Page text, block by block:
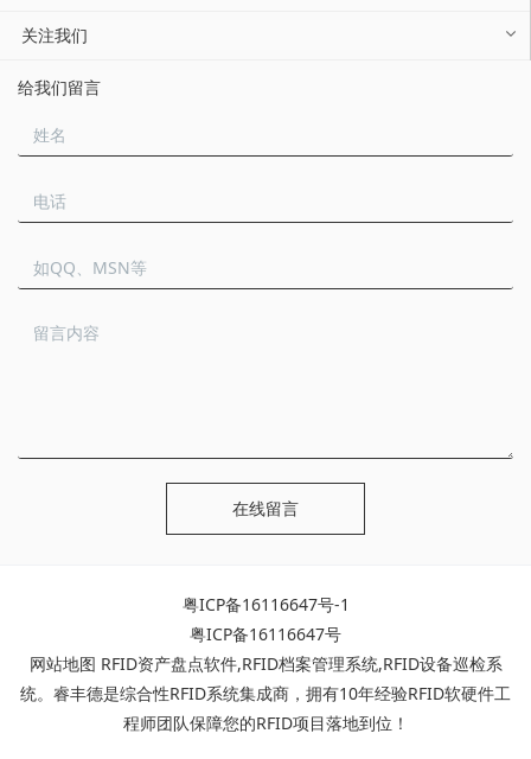
关注我们
给我们留言
在线留言
粤ICP备16116647号-1
粤ICP备16116647号
网站地图 RFID资产盘点软件,RFID档案管理系统,RFID设备巡检系
统。睿丰德是综合性RFID系统集成商，拥有10年经验RFID软硬件工
程师团队保障您的RFID项目落地到位！